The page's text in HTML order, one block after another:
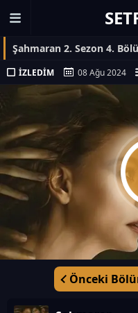
Şahmaran 2. Sezon 4.
İZLEDIM 08 Ağu 2024
Önceki